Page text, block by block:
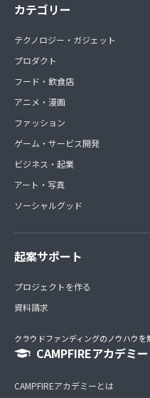
カテゴリー
テクノロジー・ガジェット
プロダクト
フード・飲食店
アニメ・漫画
ファッション
ゲーム・サービス開発
ビジネス・起業
アート・写真
ソーシャルグッド
起案サポート
プロジェクトを作る
資料請求
クラウドファンディングのノウハウを
CAMPFIREアカデミー
CAMPFIREアカデミーとは